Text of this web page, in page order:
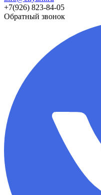
+7(926) 823-84-05
Обратный звонок